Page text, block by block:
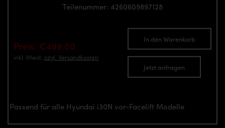
Teilenummer: 4260609897128
Preis: €499.00
inkl. Mwst. zzgl. Versandkosten
In den Warenkorb
Jetzt anfragen
Passend für alle Hyundai i30N vor-Facelift Modelle